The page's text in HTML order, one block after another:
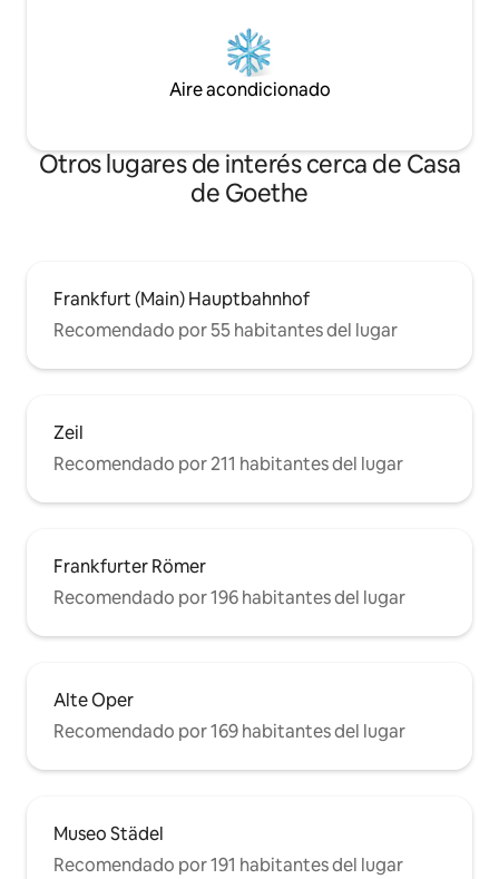
Aire acondicionado
Otros lugares de interés cerca de Casa
de Goethe
Frankfurt (Main) Hauptbahnhof
Recomendado por 55 habitantes del lugar
Zeil
Recomendado por 211 habitantes del lugar
Frankfurter Römer
Recomendado por 196 habitantes del lugar
Alte Oper
Recomendado por 169 habitantes del lugar
Museo Städel
Recomendado por 191 habitantes del lugar